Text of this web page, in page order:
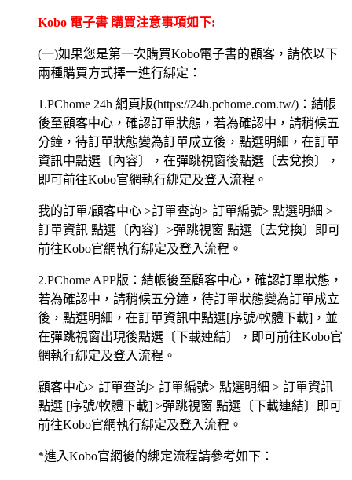
Kobo 電子書 購買注意事項如下:
(一)如果您是第一次購買Kobo電子書的顧客，請依以下
兩種購買方式擇一進行綁定：
1.PChome 24h 網頁版(https://24h.pchome.com.tw/)：結帳
後至顧客中心，確認訂單狀態，若為確認中，請稍候五
分鐘，待訂單狀態變為訂單成立後，點選明細，在訂單
資訊中點選〔內容〕，在彈跳視窗後點選〔去兌換〕，
即可前往Kobo官網執行綁定及登入流程。
我的訂單/顧客中心 >訂單查詢> 訂單編號> 點選明細 >
訂單資訊 點選〔內容〕>彈跳視窗 點選〔去兌換〕即可
前往Kobo官網執行綁定及登入流程。
2.PChome APP版：結帳後至顧客中心，確認訂單狀態，
若為確認中，請稍候五分鐘，待訂單狀態變為訂單成立
後，點選明細，在訂單資訊中點選[序號/軟體下載]，並
在彈跳視窗出現後點選〔下載連結〕，即可前往Kobo官
網執行綁定及登入流程。
顧客中心> 訂單查詢> 訂單編號> 點選明細 > 訂單資訊
點選 [序號/軟體下載] >彈跳視窗 點選〔下載連結〕即可
前往Kobo官網執行綁定及登入流程。
*進入Kobo官網後的綁定流程請參考如下：